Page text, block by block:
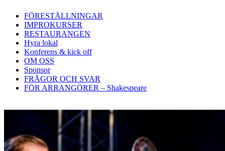
FÖRESTÄLLNINGAR
IMPROKURSER
RESTAURANGEN
Hyra lokal
Konferens & kick off
OM OSS
Sponsor
FRÅGOR OCH SVAR
FÖR ARRANGÖRER – Shakespeare